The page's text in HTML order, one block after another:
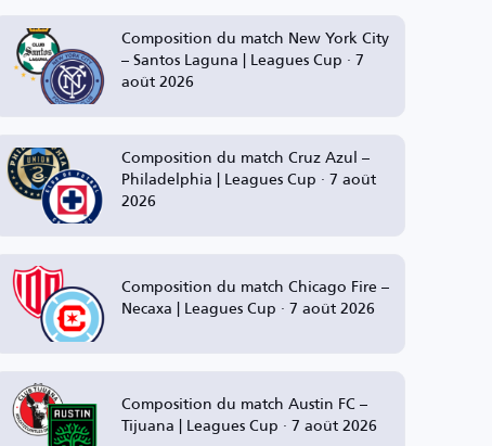
Composition du match New York City
– Santos Laguna | Leagues Cup · 7
août 2026
Composition du match Cruz Azul –
Philadelphia | Leagues Cup · 7 août
2026
Composition du match Chicago Fire –
Necaxa | Leagues Cup · 7 août 2026
Composition du match Austin FC –
Tijuana | Leagues Cup · 7 août 2026